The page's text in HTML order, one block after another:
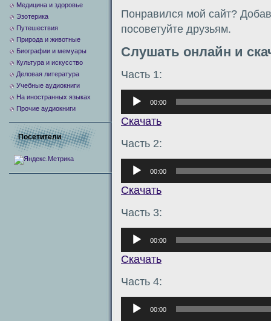
Понравился мой сайт?
посоветуйте друзьям.
Слушать онлайн и
Часть 1:
Аудиоплеер
00:00
Скачать
Часть 2:
Аудиоплеер
00:00
Скачать
Часть 3:
Аудиоплеер
00:00
Скачать
Часть 4:
Аудиоплеер
00:00
Медицина и здоровье
Эзотерика
Путешествия
Природа и животные
Биографии и мемуары
Культура и искусство
Деловая литература
Учебные аудиокниги
На иностранных языках
Прочие аудиокниги
Посетители